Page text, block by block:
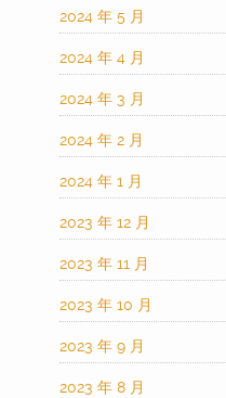
2024 年 5 月
2024 年 4 月
2024 年 3 月
2024 年 2 月
2024 年 1 月
2023 年 12 月
2023 年 11 月
2023 年 10 月
2023 年 9 月
2023 年 8 月